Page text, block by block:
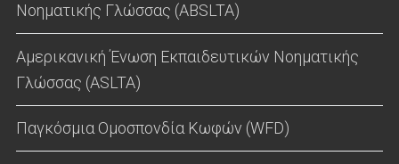
Νοηματικής Γλώσσας (ABSLTA)
Αμερικανική Ένωση Εκπαιδευτικών Νοηματικής
Γλώσσας (ASLTA)
Παγκόσμια Ομοσπονδία Κωφών (WFD)